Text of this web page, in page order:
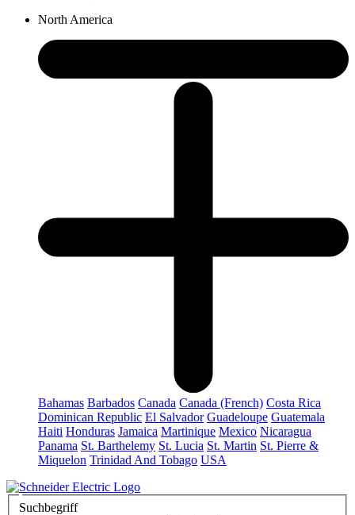
North America
Bahamas Barbados Canada Canada (French) Costa Rica
Dominican Republic El Salvador Guadeloupe Guatemala
Haiti Honduras Jamaica Martinique Mexico Nicaragua
Panama St. Barthelemy St. Lucia St. Martin St. Pierre &
Miquelon Trinidad And Tobago USA
Suchbegriff